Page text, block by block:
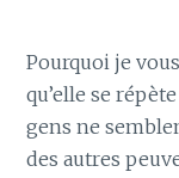
Pourquoi je
qu’elle se
gens ne
des autres